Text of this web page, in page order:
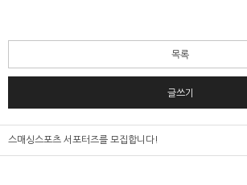
목록
글쓰기
스매싱스포츠 서포터즈를 모집합니다!